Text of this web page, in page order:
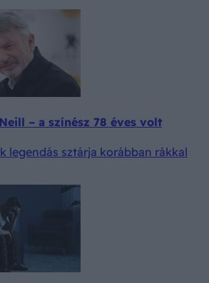
– a színész 78 éves volt
legendás sztárja korábban rákkal